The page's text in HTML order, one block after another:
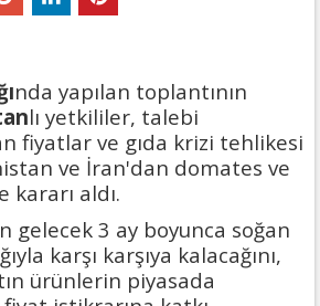
nda yapılan toplantının
lı yetkililer, talebi
fiyatlar ve gıda krizi tehlikesi
ve İran'dan domates ve
aldı.
gelecek 3 ay boyunca soğan
karşı karşıya kalacağını,
ürünlerin piyasada